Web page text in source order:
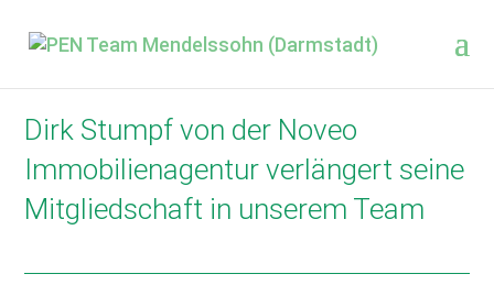
Dirk Stumpf von der Noveo
Immobilienagentur verlängert seine
Mitgliedschaft in unserem Team